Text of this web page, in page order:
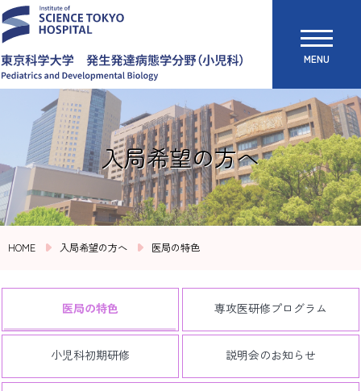
MENU
入局希望の方へ
HOME 入局希望の方へ 医局の特色
医局の特色 専攻医研修プログラム
小児科初期研修 説明会のお知らせ